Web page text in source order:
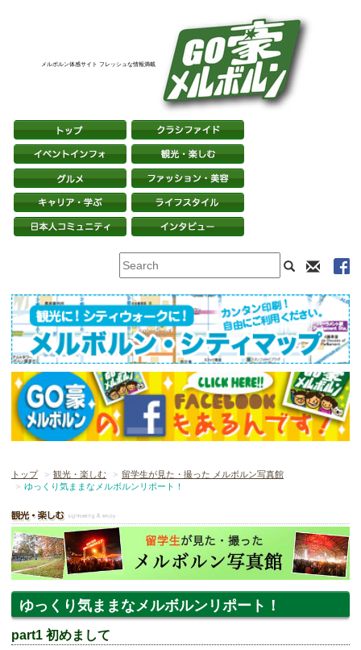
メルボルン体感サイト フレッシュな情報満載
トップ 観光・楽しむ
留学生が見た・撮った メルボルン写真館
ゆっくり気ままなメルボルンリポート！
ゆっくり気ままなメルボルンリポート！
part1 初めまして